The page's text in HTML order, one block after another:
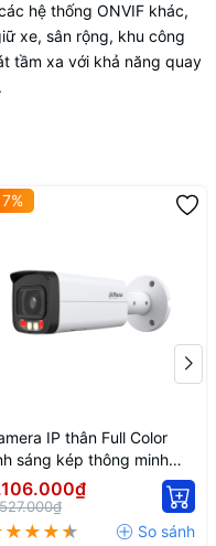
hệ thống ONVIF khác,
xe, sân rộng, khu công
tầm xa với khả năng quay
IP thân Full Color
sáng kép thông minh
IPC-HFW2449T-AS-IL